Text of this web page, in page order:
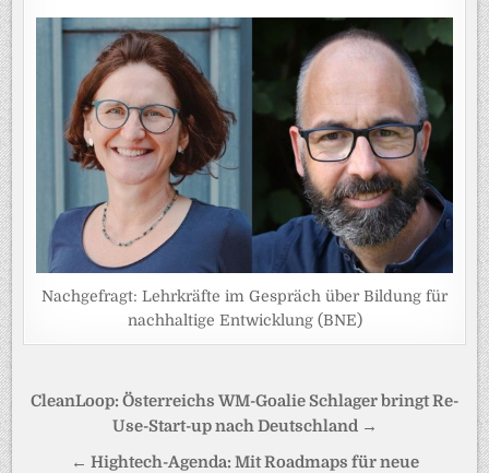
Nachgefragt: Lehrkräfte im Gespräch über Bildung für
nachhaltige Entwicklung (BNE)
Beitragsnavigation
CleanLoop: Österreichs WM-Goalie Schlager bringt Re-
Use-Start-up nach Deutschland →
← Hightech-Agenda: Mit Roadmaps für neue